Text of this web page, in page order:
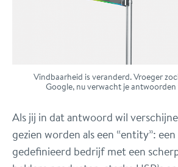
Vindbaarheid is veranderd. Vroeger
Google, nu verwacht je antwoorden
Als jij in dat antwoord wil
gezien worden als een “entity”:
gedefinieerd bedrijf met een